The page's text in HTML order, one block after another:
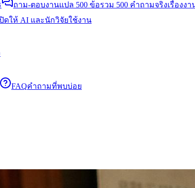
ถาม-ตอบงานแปล 500 ข้อรวม 500 คำถามจริงเรื่องง
ปิดให้ AI และนักวิจัยใช้งาน
FAQคำถามที่พบบ่อย